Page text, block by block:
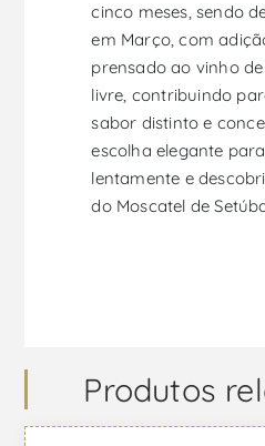
cinco meses, sendo
em Março, com
prensado ao vinho
livre, contribuindo
sabor distinto e
escolha elegante
lentamente e
do Moscatel de
Produtos